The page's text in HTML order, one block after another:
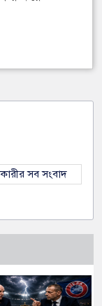
সব সংবাদ